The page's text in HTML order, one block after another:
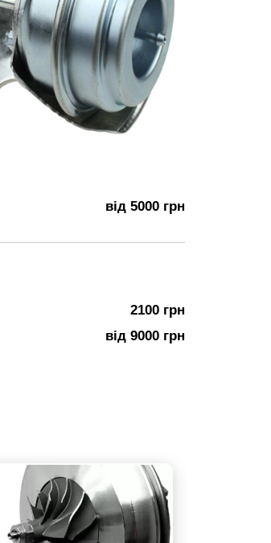
від 5000 грн
2100 грн
від 9000 грн